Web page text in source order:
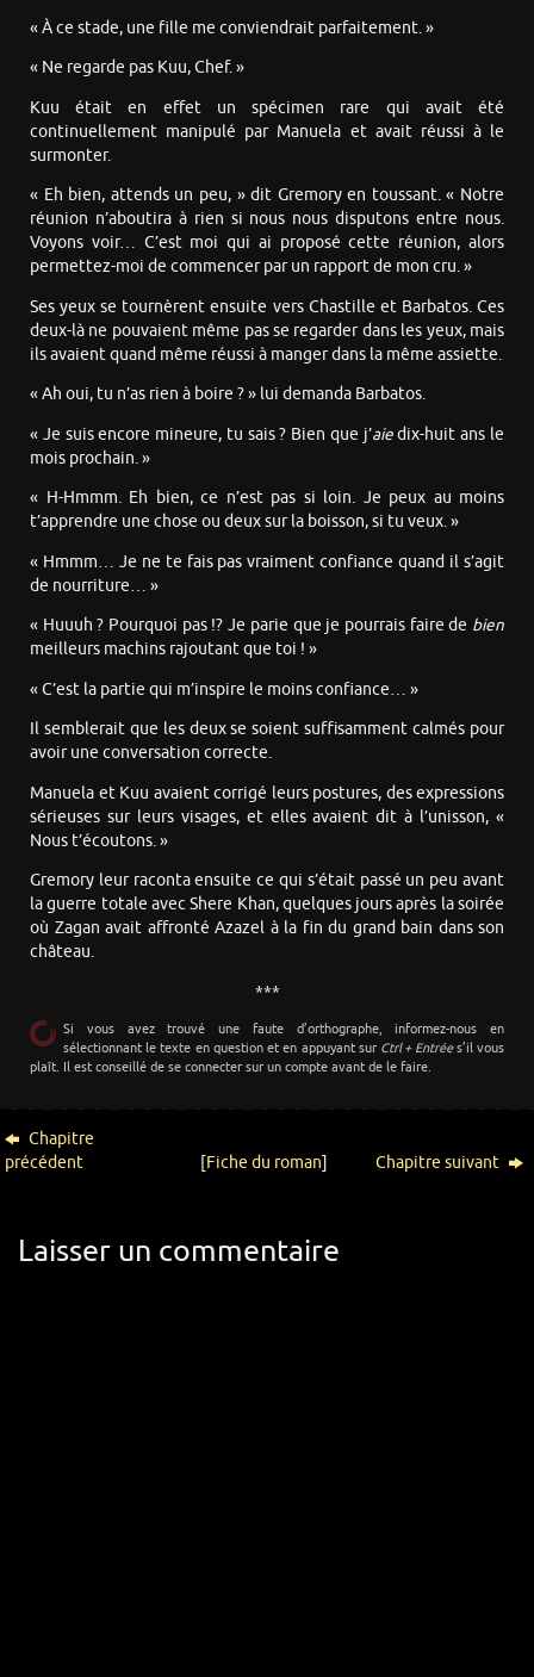
« À ce stade, une fille me conviendrait parfaitement. »
« Ne regarde pas Kuu, Chef. »
Kuu était en effet un spécimen rare qui avait été
continuellement manipulé par Manuela et avait réussi à le
surmonter.
« Eh bien, attends un peu, » dit Gremory en toussant. « Notre
réunion n’aboutira à rien si nous nous disputons entre nous.
Voyons voir… C’est moi qui ai proposé cette réunion, alors
permettez-moi de commencer par un rapport de mon cru. »
Ses yeux se tournèrent ensuite vers Chastille et Barbatos. Ces
deux-là ne pouvaient même pas se regarder dans les yeux, mais
ils avaient quand même réussi à manger dans la même assiette.
« Ah oui, tu n’as rien à boire ? » lui demanda Barbatos.
« Je suis encore mineure, tu sais ? Bien que j’aiedix-huit ans le
mois prochain. »
« H-Hmmm. Eh bien, ce n’est pas si loin. Je peux au moins
t’apprendre une chose ou deux sur la boisson, si tu veux. »
« Hmmm… Je ne te fais pas vraiment confiance quand il s’agit
de nourriture… »
« Huuuh ? Pourquoi pas !? Je parie que je pourrais faire de bien
meilleurs machins rajoutant que toi ! »
« C’est la partie qui m’inspire le moins confiance… »
Il semblerait que les deux se soient suffisamment calmés pour
avoir une conversation correcte.
Manuela et Kuu avaient corrigé leurs postures, des expressions
sérieuses sur leurs visages, et elles avaient dit à l’unisson, «
Nous t’écoutons. »
Gremory leur raconta ensuite ce qui s’était passé un peu avant
la guerre totale avec Shere Khan, quelques jours après la soirée
où Zagan avait affronté Azazel à la fin du grand bain dans son
château.
***
Si vous avez trouvé une faute d’orthographe, informez-nous en
sélectionnant le texte en question et en appuyant sur Ctrl + Entrées’il vous
plaît. Il est conseillé de se connecter sur un compte avant de le faire.
Chapitre
précédent
[Fiche du roman] Chapitre suivant
Laisser un commentaire